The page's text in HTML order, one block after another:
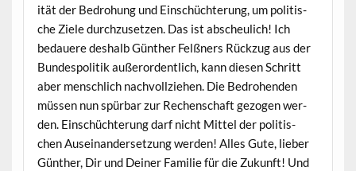
ität der Bedro­hung und Ein­schüchterung, um poli­tis­
che Ziele durchzuset­zen. Das ist abscheulich! Ich
bedauere deshalb Gün­ther Felßn­ers Rück­zug aus der
Bun­de­spoli­tik außeror­dentlich, kann diesen Schritt
aber men­schlich nachvol­lziehen. Die Bedro­hen­den
müssen nun spür­bar zur Rechen­schaft gezo­gen wer­
den. Ein­schüchterung darf nicht Mit­tel der poli­tis­
chen Auseinan­der­set­zung wer­den! Alles Gute, lieber
Gün­ther, Dir und Dein­er Fam­i­lie für die Zukun­ft! Und